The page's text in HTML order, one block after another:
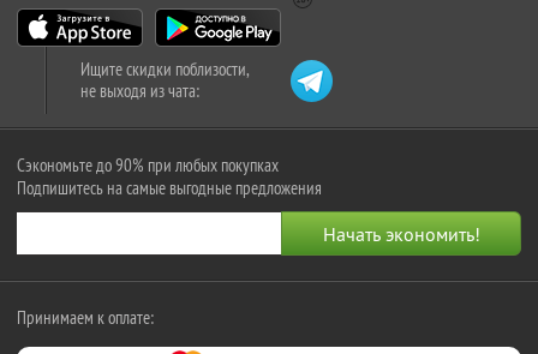
Ищите скидки поблизости,
не выходя из чата:
Сэкономьте до 90% при любых покупках
Подпишитесь на самые выгодные предложения
Принимаем к оплате: